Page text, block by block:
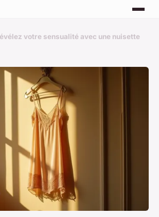
votre sensualité avec une nuisette